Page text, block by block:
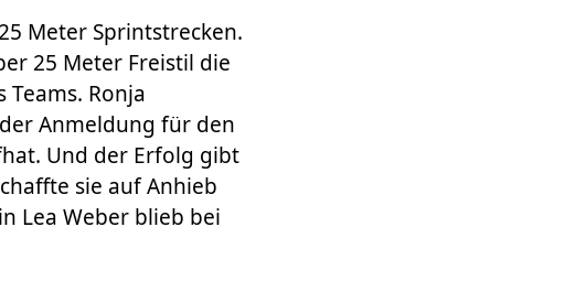
Meter Sprintstrecken.
25 Meter Freistil die
Ronja
Anmeldung für den
Und der Erfolg gibt
sie auf Anhieb
Lea Weber blieb bei